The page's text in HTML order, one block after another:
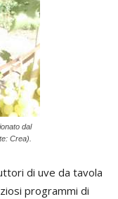
dal
Crea).
di uve da tavola
programmi di